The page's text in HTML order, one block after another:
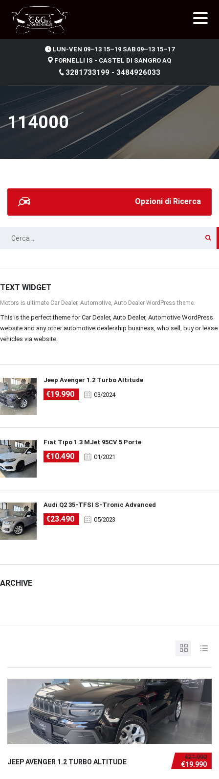
LUN-VEN 09–13 15–19 SAB 09–13 15–17
FORNELLI IS - CASTEL DI SANGRO AQ
3281733199 - 3484926033
114000
Opzioni di Ricerca
RICERCA
TEXT WIDGET
Motors is ultimate Car Dealer, Automotive, Auto Dealer WordPress theme.
This is the perfect theme for Car Dealer, Auto Dealer, Automotive WordPress
website and any other automotive dealership business, who sell, buy or lease
vehicles via website.
Jeep Avenger 1.2 Turbo Altitude
€19.990 03/2024
Fiat Tipo 1.3 MJet 95CV 5 Porte
€10.490 01/2021
Audi Q2 35-TFSI S-Tronic Advanced
€23.490 05/2023
ARCHIVE
€21.990
€19.990
JEEP AVENGER 1.2 TURBO ALTITUDE